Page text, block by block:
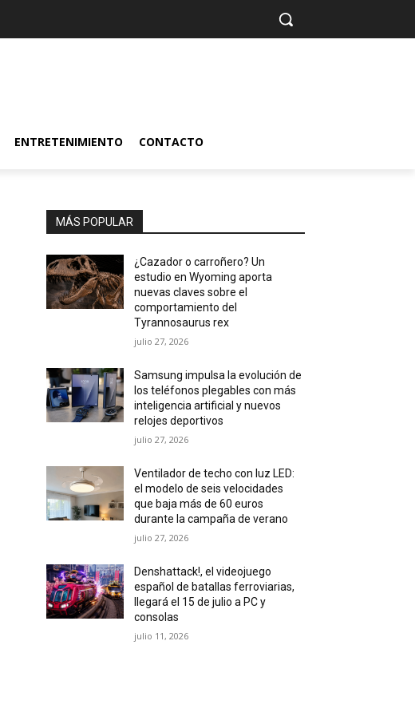
ENTRETENIMIENTO CONTACTO
MÁS POPULAR
¿Cazador o carroñero? Un
estudio en Wyoming aporta
nuevas claves sobre el
comportamiento del
Tyrannosaurus rex
julio 27, 2026
Samsung impulsa la evolución de
los teléfonos plegables con más
inteligencia artificial y nuevos
relojes deportivos
julio 27, 2026
Ventilador de techo con luz LED:
el modelo de seis velocidades
que baja más de 60 euros
durante la campaña de verano
julio 27, 2026
Denshattack!, el videojuego
español de batallas ferroviarias,
llegará el 15 de julio a PC y
consolas
julio 11, 2026